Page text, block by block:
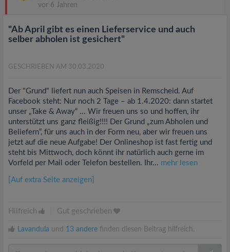
vor 6 Jahren
"Ab April gibt es einen Lieferservice und auch
selber abholen ist gesichert"
GESCHRIEBEN AM 30.03.2020
Der "Grund" liefert nun auch Speisen in Remscheid. Auf
Facebook steht: Nur noch 2 Tage – ab 1.4.2020: dann startet
unser „Take & Away“ ... Wir freuen uns so und hoffen, ihr
unterstützt uns ganz fleißig!!!! Der Grund „zum Abholen und
Beliefern“, für uns auch in der Form neu, aber wir freuen uns
jetzt auf die neue Aufgabe! Der Onlineshop ist fast fertig und
steht bis Mittwoch, doch könnt ihr natürlich auch gerne im
Vorfeld per Mail oder Telefon bestellen. Ihr... mehr lesen
[Auf extra Seite anzeigen]
Hilfreich Gut geschrieben
Lavandula und 13 andere finden diesen Beitrag hilfreich.